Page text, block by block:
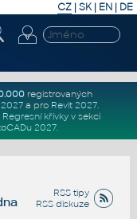
CZ | SK| EN | DE
registrovaných
a pro Revit 2027.
Regresní křivkyv sekci
2027.
RSS tipy
RSS diskuze